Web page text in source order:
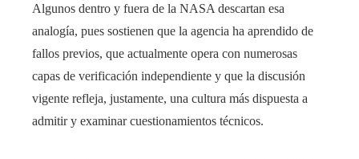
Algunos dentro y fuera de la NASA descartan esa
analogía, pues sostienen que la agencia ha aprendido de
fallos previos, que actualmente opera con numerosas
capas de verificación independiente y que la discusión
vigente refleja, justamente, una cultura más dispuesta a
admitir y examinar cuestionamientos técnicos.